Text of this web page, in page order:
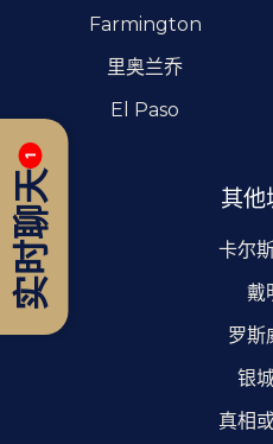
Farmington
里奥兰乔
El Paso
其他
卡尔
戴
罗斯
银
真相
实时聊天
1